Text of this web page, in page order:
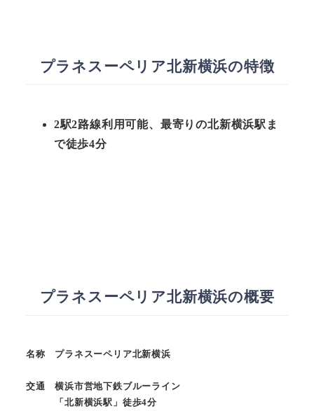
プラネスーペリア北新横浜の特徴
2駅2路線利用可能、最寄りの北新横浜駅ま
で徒歩4分
プラネスーペリア北新横浜の概要
名称 プラネスーペリア北新横浜
交通 横浜市営地下鉄ブルーライン
「北新横浜駅」徒歩4分